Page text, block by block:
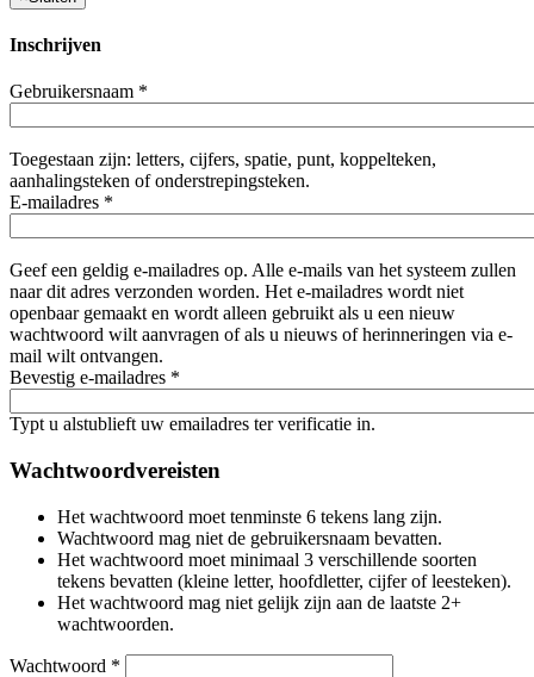
Inschrijven
Gebruikersnaam *
Toegestaan zijn: letters, cijfers, spatie, punt, koppelteken,
aanhalingsteken of onderstrepingsteken.
E-mailadres *
Geef een geldig e-mailadres op. Alle e-mails van het systeem zullen
naar dit adres verzonden worden. Het e-mailadres wordt niet
openbaar gemaakt en wordt alleen gebruikt als u een nieuw
wachtwoord wilt aanvragen of als u nieuws of herinneringen via e-
mail wilt ontvangen.
Bevestig e-mailadres *
Typt u alstublieft uw emailadres ter verificatie in.
Wachtwoordvereisten
Het wachtwoord moet tenminste 6 tekens lang zijn.
Wachtwoord mag niet de gebruikersnaam bevatten.
Het wachtwoord moet minimaal 3 verschillende soorten
tekens bevatten (kleine letter, hoofdletter, cijfer of leesteken).
Het wachtwoord mag niet gelijk zijn aan de laatste 2+
wachtwoorden.
Wachtwoord *